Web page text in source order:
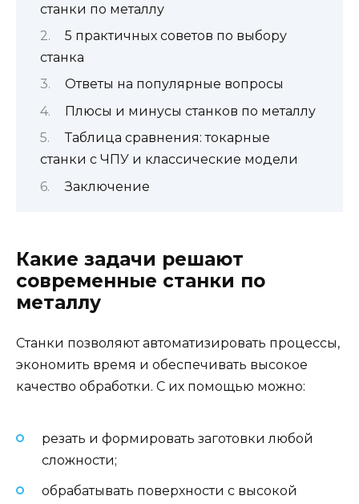
станки по металлу
5 практичных советов по выбору
станка
Ответы на популярные вопросы
Плюсы и минусы станков по металлу
Таблица сравнения: токарные
станки с ЧПУ и классические модели
Заключение
Какие задачи решают
современные станки по
металлу
Станки позволяют автоматизировать процессы,
экономить время и обеспечивать высокое
качество обработки. С их помощью можно:
резать и формировать заготовки любой
сложности;
обрабатывать поверхности с высокой